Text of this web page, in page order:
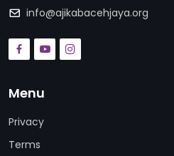
info@ajikabacehjaya.org
Menu
Privacy
Terms